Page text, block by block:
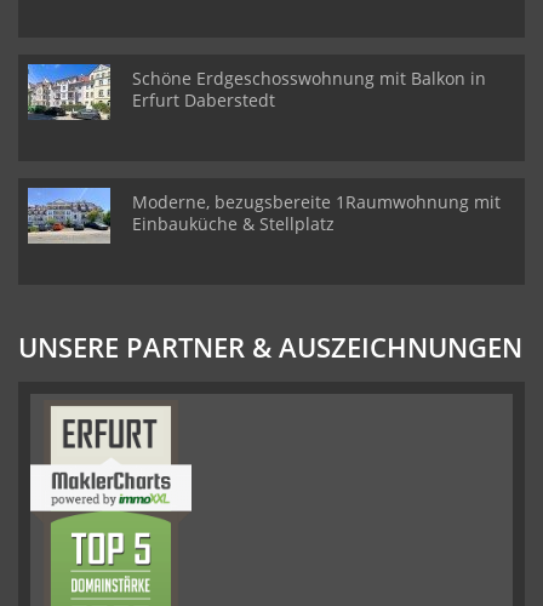
Schöne Erdgeschosswohnung mit Balkon in
Erfurt Daberstedt
Moderne, bezugsbereite 1Raumwohnung mit
Einbauküche & Stellplatz
UNSERE PARTNER & AUSZEICHNUNGEN